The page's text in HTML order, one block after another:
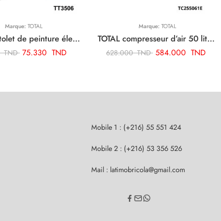
Marque: TOTAL
TOTAL pistolet de peinture électrique 450w TT3506
TND 75.330 TND
Marque: TOTAL
TOTAL compresseur d’air 50 litre TC255061E
628.000TND 584.000 TND
Mobile 1 : (+216) 55 551 424
Mobile 2 : (+216) 53 356 526
Mail : latimobricola@gmail.com